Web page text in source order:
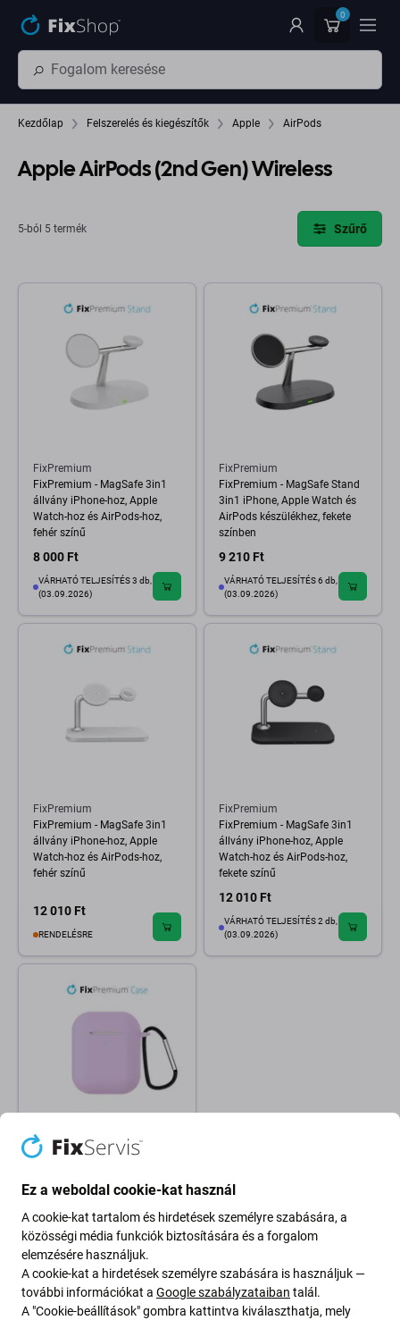
0
Kezdőlap Felszerelés és kiegészítők Apple AirPods
Apple AirPods (2nd Gen) Wireless
5-ból 5 termék Szűrő
FixPremium
FixPremium - MagSafe 3in1
állvány iPhone-hoz, Apple
Watch-hoz és AirPods-hoz,
fehér színű
8 000 Ft
VÁRHATÓ TELJESÍTÉS 3 db,
(03.09.2026)
FixPremium
FixPremium - MagSafe Stand
3in1 iPhone, Apple Watch és
AirPods készülékhez, fekete
színben
9 210 Ft
VÁRHATÓ TELJESÍTÉS 6 db,
(03.09.2026)
FixPremium
FixPremium - MagSafe 3in1
állvány iPhone-hoz, Apple
Watch-hoz és AirPods-hoz,
fehér színű
12 010 Ft
RENDELÉSRE
FixPremium
FixPremium - MagSafe 3in1
állvány iPhone-hoz, Apple
Watch-hoz és AirPods-hoz,
fekete színű
12 010 Ft
VÁRHATÓ TELJESÍTÉS 2 db,
(03.09.2026)
FixPremium
AirPods 1 és 2, lila
RENDELÉSRE
Ez a weboldal cookie-kat használ
A cookie-kat tartalom és hirdetések személyre szabására, a
közösségi média funkciók biztosítására és a forgalom
elemzésére használjuk.
A cookie-kat a hirdetések személyre szabására is használjuk —
további információkat a Google szabályzataiban talál.
A "Cookie-beállítások" gombra kattintva kiválaszthatja, mely